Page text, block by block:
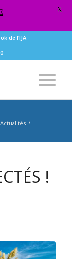
de l’IJA
Actualités /
!
X